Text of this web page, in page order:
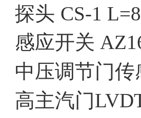
探头 CS-1
感应开关
中压调节门传
高主汽门